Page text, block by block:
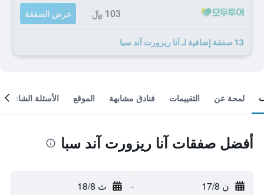
103 ﷼ عرض الصفقة
13 صفقة إضافية لـ آنا ريزورت آند سبا
لمحة عن التقييمات فنادق مشابهة الموقع الأسئلة الشائعة
أفضل صفقات آنا ريزورت آند سبا
ن 17/8 - ث 18/8